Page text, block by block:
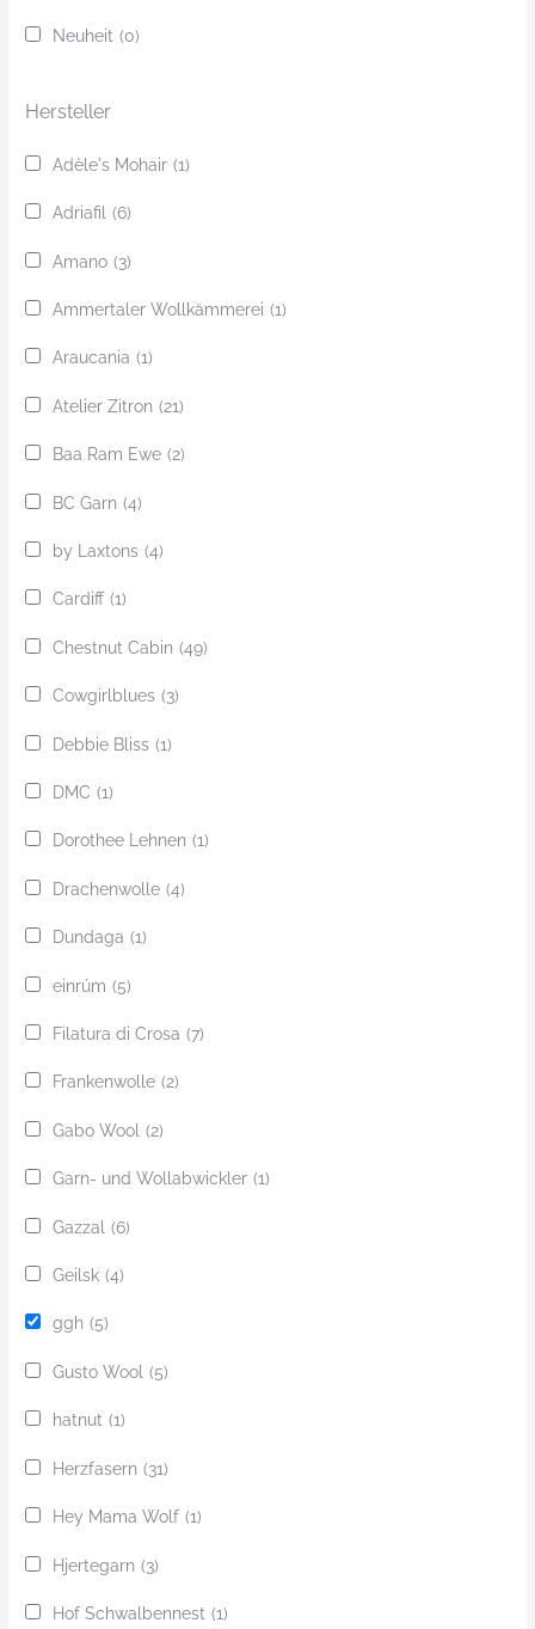
Neuheit (0)
Hersteller
Adèle's Mohair (1)
Adriafil (6)
Amano (3)
Ammertaler Wollkämmerei (1)
Araucania (1)
Atelier Zitron (21)
Baa Ram Ewe (2)
BC Garn (4)
by Laxtons (4)
Cardiff (1)
Chestnut Cabin (49)
Cowgirlblues (3)
Debbie Bliss (1)
DMC (1)
Dorothee Lehnen (1)
Drachenwolle (4)
Dundaga (1)
einrúm (5)
Filatura di Crosa (7)
Frankenwolle (2)
Gabo Wool (2)
Garn- und Wollabwickler (1)
Gazzal (6)
Geilsk (4)
ggh (5)
Gusto Wool (5)
hatnut (1)
Herzfasern (31)
Hey Mama Wolf (1)
Hjertegarn (3)
Hof Schwalbennest (1)